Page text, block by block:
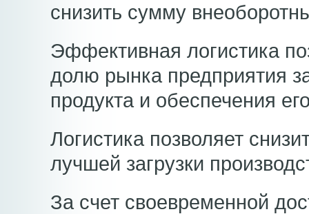
снизить сумму
Эффективная логистика
долю рынка предприятия
продукта и обеспечения
Логистика позволяет
лучшей загрузки
За счет своевременной